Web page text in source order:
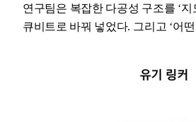
연구팀은 복잡한 다공성 구조를 ‘지
큐비트로 바꿔 넣었다. 그리고 ‘어